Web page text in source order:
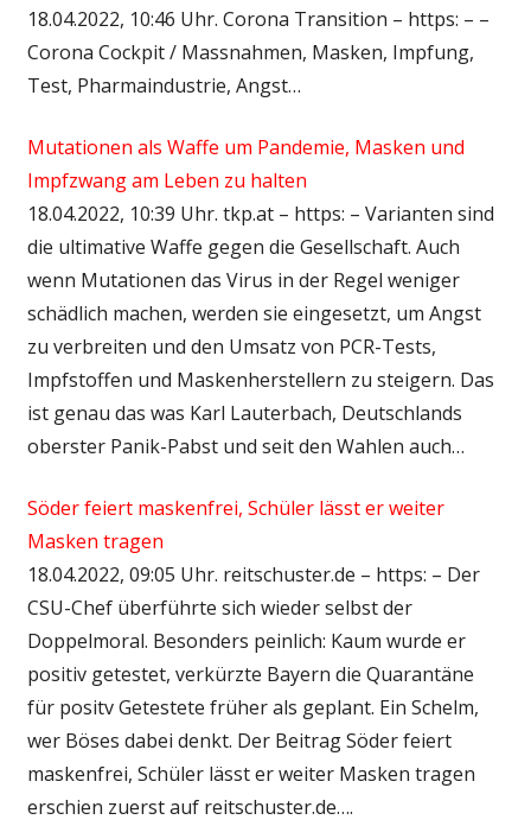
18.04.2022, 10:46 Uhr. Corona Transition – https: – –
Corona Cockpit / Massnahmen, Masken, Impfung,
Test, Pharmaindustrie, Angst…
Mutationen als Waffe um Pandemie, Masken und
Impfzwang am Leben zu halten
18.04.2022, 10:39 Uhr. tkp.at – https: – Varianten sind
die ultimative Waffe gegen die Gesellschaft. Auch
wenn Mutationen das Virus in der Regel weniger
schädlich machen, werden sie eingesetzt, um Angst
zu verbreiten und den Umsatz von PCR-Tests,
Impfstoffen und Maskenherstellern zu steigern. Das
ist genau das was Karl Lauterbach, Deutschlands
oberster Panik-Pabst und seit den Wahlen auch…
Söder feiert maskenfrei, Schüler lässt er weiter
Masken tragen
18.04.2022, 09:05 Uhr. reitschuster.de – https: – Der
CSU-Chef überführte sich wieder selbst der
Doppelmoral. Besonders peinlich: Kaum wurde er
positiv getestet, verkürzte Bayern die Quarantäne
für positv Getestete früher als geplant. Ein Schelm,
wer Böses dabei denkt. Der Beitrag Söder feiert
maskenfrei, Schüler lässt er weiter Masken tragen
erschien zuerst auf reitschuster.de….